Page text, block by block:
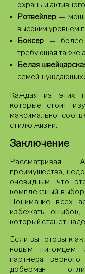
охраны и
Ротвейлер —
высоким уровнем
Боксер — более
требующая также
Белая
семей,
Каждая из этих
которые стоит
максимально
стилю жизни.
Заключение
Рассматривая
преимущества,
очевидным, что
комплексный
Понимание всех
избежать
который станет
Если вы готовы к
новым питомцем
партнера
доберман —